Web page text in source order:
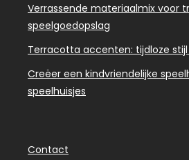
Verrassende materiaalmix voor
speelgoedopslag
Terracotta accenten: tijdloze
Creëer een kindvriendelijke
speelhuisjes
Contact